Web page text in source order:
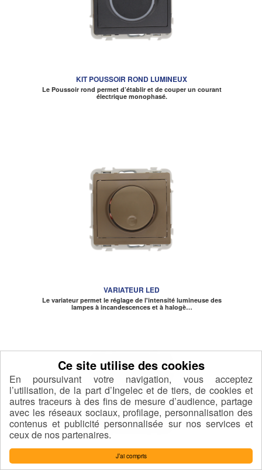
J’ai compris
En poursuivant votre navigation, vous acceptez
l’utilisation, de la part d’Ingelec et de tiers, de cookies et
autres traceurs à des fins de mesure d’audience, partage
avec les réseaux sociaux, profilage, personnalisation des
contenus et publicité personnalisée sur nos services et
ceux de nos partenaires.
KIT POUSSOIR ROND LUMINEUX
Le Poussoir rond permet d’établir et de couper un courant
électrique monophasé.
VARIATEUR LED
Le variateur permet le réglage de l'intensité lumineuse des
lampes à incandescences et à halogè…